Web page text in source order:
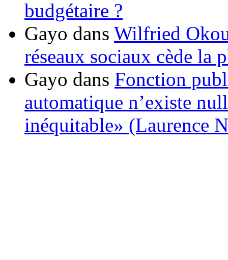
budgétaire ?
Gayo dans Wilfried
réseaux sociaux cède la
Gayo dans Fonction
automatique n’existe
inéquitable» (Laurence